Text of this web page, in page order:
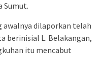
Sumut.
awalnya dilaporkan telah
berinisial L. Belakangan,
itu mencabut